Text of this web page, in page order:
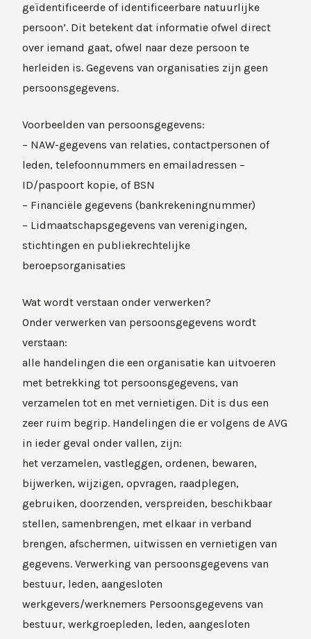
geïdentificeerde of identificeerbare natuurlijke
persoon’. Dit betekent dat informatie ofwel direct
over iemand gaat, ofwel naar deze persoon te
herleiden is. Gegevens van organisaties zijn geen
persoonsgegevens.
Voorbeelden van persoonsgegevens:
– NAW-gegevens van relaties, contactpersonen of
leden, telefoonnummers en emailadressen –
ID/paspoort kopie, of BSN
– Financiële gegevens (bankrekeningnummer)
– Lidmaatschapsgegevens van verenigingen,
stichtingen en publiekrechtelijke
beroepsorganisaties
Wat wordt verstaan onder verwerken?
Onder verwerken van persoonsgegevens wordt
verstaan:
alle handelingen die een organisatie kan uitvoeren
met betrekking tot persoonsgegevens, van
verzamelen tot en met vernietigen. Dit is dus een
zeer ruim begrip. Handelingen die er volgens de AVG
in ieder geval onder vallen, zijn:
het verzamelen, vastleggen, ordenen, bewaren,
bijwerken, wijzigen, opvragen, raadplegen,
gebruiken, doorzenden, verspreiden, beschikbaar
stellen, samenbrengen, met elkaar in verband
brengen, afschermen, uitwissen en vernietigen van
gegevens. Verwerking van persoonsgegevens van
bestuur, leden, aangesloten
werkgevers/werknemers Persoonsgegevens van
bestuur, werkgroepleden, leden, aangesloten